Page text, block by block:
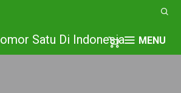
MENU
Satu Di Indonesia